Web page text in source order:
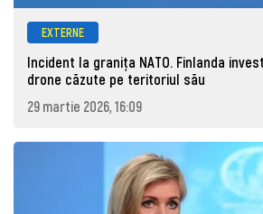
EXTERNE
Incident la granița NATO. Finlanda
drone căzute pe teritoriul său
29 martie 2026, 16:09